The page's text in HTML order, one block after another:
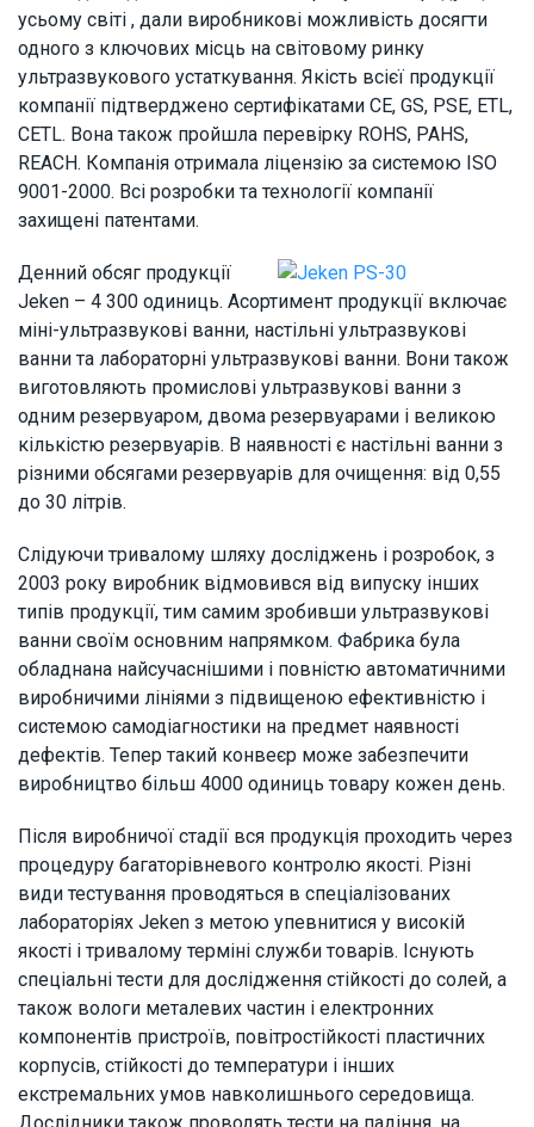
усьому світі , дали виробникові можливість досягти
одного з ключових місць на світовому ринку
ультразвукового устаткування. Якість всієї продукції
компанії підтверджено сертифікатами CE, GS, PSE, ETL,
CETL. Вона також пройшла перевірку ROHS, PAHS,
REACH. Компанія отримала ліцензію за системою ISO
9001-2000. Всі розробки та технології компанії
захищені патентами.
Денний обсяг продукції
Jeken – 4 300 одиниць. Асортимент продукції включає
міні-ультразвукові ванни, настільні ультразвукові
ванни та лабораторні ультразвукові ванни. Вони також
виготовляють промислові ультразвукові ванни з
одним резервуаром, двома резервуарами і великою
кількістю резервуарів. В наявності є настільні ванни з
різними обсягами резервуарів для очищення: від 0,55
до 30 літрів.
Слідуючи тривалому шляху досліджень і розробок, з
2003 року виробник відмовився від випуску інших
типів продукції, тим самим зробивши ультразвукові
ванни своїм основним напрямком. Фабрика була
обладнана найсучаснішими і повністю автоматичними
виробничими лініями з підвищеною ефективністю і
системою самодіагностики на предмет наявності
дефектів. Тепер такий конвеєр може забезпечити
виробництво більш 4000 одиниць товару кожен день.
Після виробничої стадії вся продукція проходить через
процедуру багаторівневого контролю якості. Різні
види тестування проводяться в спеціалізованих
лабораторіях Jeken з метою упевнитися у високій
якості і тривалому терміні служби товарів. Існують
спеціальні тести для дослідження стійкості до солей, а
також вологи металевих частин і електронних
компонентів пристроїв, повітростійкості пластичних
корпусів, стійкості до температури і інших
екстремальних умов навколишнього середовища.